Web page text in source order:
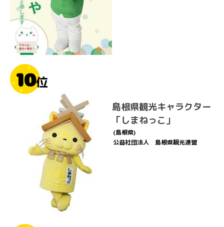
10位
島根県観光キャラクター
「しまねっこ」
(島根県)
公益社団法人 島根県観光連盟